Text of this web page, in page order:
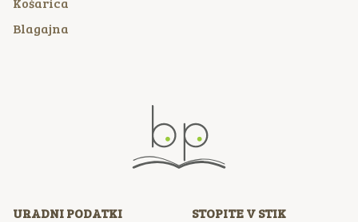
Blagajna
URADNI PODATKI STOPITE V STIK